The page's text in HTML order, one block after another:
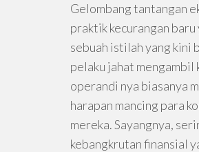
Gelombang tantangan
praktik kecurangan baru
sebuah istilah yang kini
pelaku jahat mengambil
operandi nya biasanya
harapan mancing para
mereka. Sayangnya,
kebangkrutan finansial